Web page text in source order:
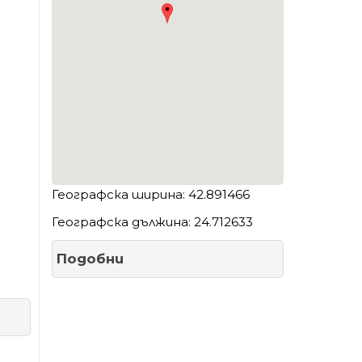
Географска ширина: 42.891466
Географска дължина: 24.712633
Подобни